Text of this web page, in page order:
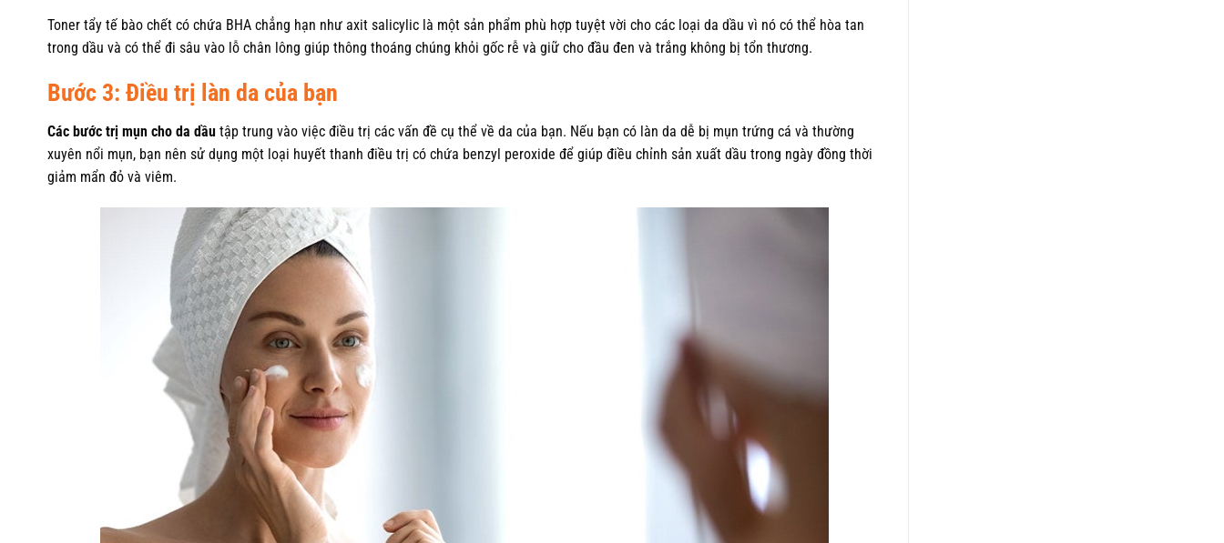
Toner tẩy tế bào chết có chứa BHA chẳng hạn như axit salicylic là một sản phẩm phù hợp tuyệt vời cho các loại da dầu vì nó có thể hòa tan
trong dầu và có thể đi sâu vào lỗ chân lông giúp thông thoáng chúng khỏi gốc rễ và giữ cho đầu đen và trắng không bị tổn thương.
Bước 3: Điều trị làn da của bạn
Các bước trị mụn cho da dầu tập trung vào việc điều trị các vấn đề cụ thể về da của bạn. Nếu bạn có làn da dễ bị mụn trứng cá và thường
xuyên nổi mụn, bạn nên sử dụng một loại huyết thanh điều trị có chứa benzyl peroxide để giúp điều chỉnh sản xuất dầu trong ngày đồng thời
giảm mẩn đỏ và viêm.